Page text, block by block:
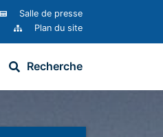
Salle de presse
Plan du site
Recherche